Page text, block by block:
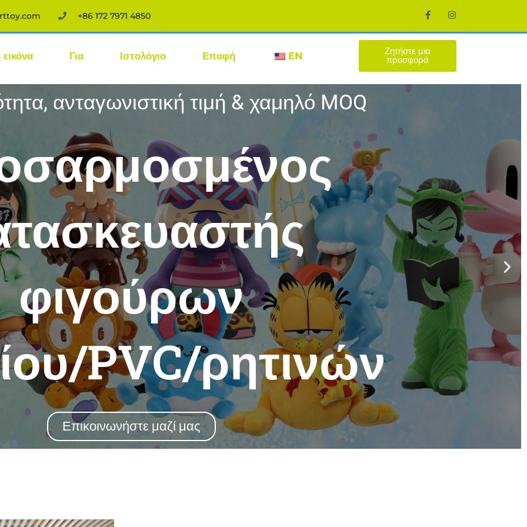
+86 172 7971 4850
Για Ιστολόγιο Επαφή EN
Ζητήστε μια
προσφορά
ανταγωνιστική τιμή & χαμηλό MOQ
φιγούρων
PVC/ρητινών
Επικοινωνήστε μαζί μας